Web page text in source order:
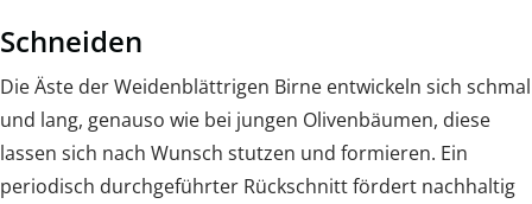
Schneiden
Die Äste der Weidenblättrigen Birne entwickeln sich schmal
und lang, genauso wie bei jungen Olivenbäumen, diese
lassen sich nach Wunsch stutzen und formieren. Ein
periodisch durchgeführter Rückschnitt fördert nachhaltig